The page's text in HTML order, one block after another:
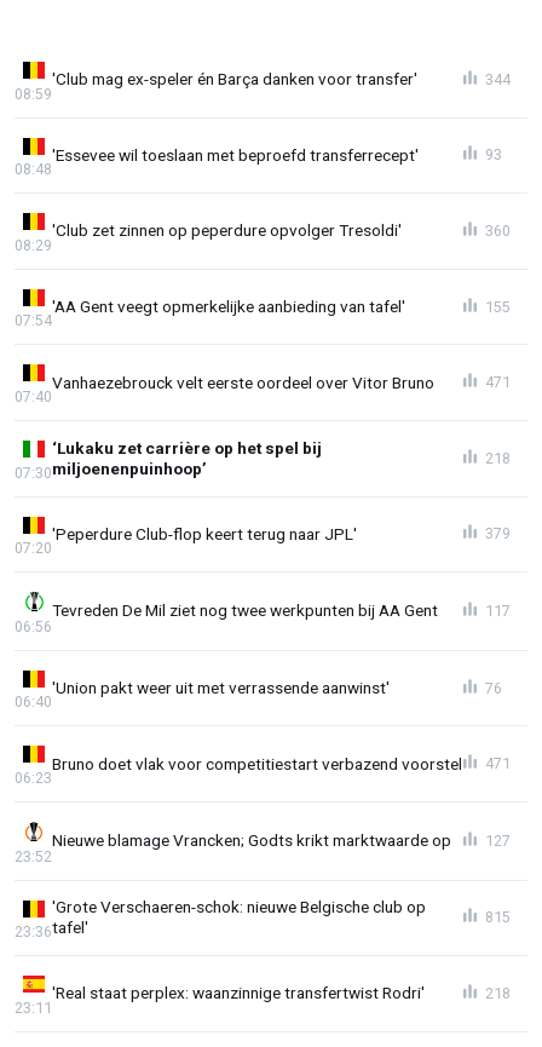
'Club mag ex-speler én Barça danken voor transfer'
08:59
344
'Essevee wil toeslaan met beproefd transferrecept'
08:48
93
'Club zet zinnen op peperdure opvolger Tresoldi'
08:29
360
'AA Gent veegt opmerkelijke aanbieding van tafel'
07:54
155
Vanhaezebrouck velt eerste oordeel over Vitor Bruno
07:40
471
‘Lukaku zet carrière op het spel bij
miljoenenpuinhoop’
07:30
218
'Peperdure Club-flop keert terug naar JPL'
07:20
379
Tevreden De Mil ziet nog twee werkpunten bij AA Gent
06:56
117
'Union pakt weer uit met verrassende aanwinst'
06:40
76
Bruno doet vlak voor competitiestart verbazend voorstel
06:23
471
Nieuwe blamage Vrancken; Godts krikt marktwaarde op
23:52
127
'Grote Verschaeren-schok: nieuwe Belgische club op
tafel'
23:36
815
'Real staat perplex: waanzinnige transfertwist Rodri'
23:11
218